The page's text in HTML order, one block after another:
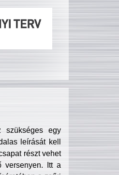
szükséges egy
leírását kell
részt vehet
versenyen. Itt a